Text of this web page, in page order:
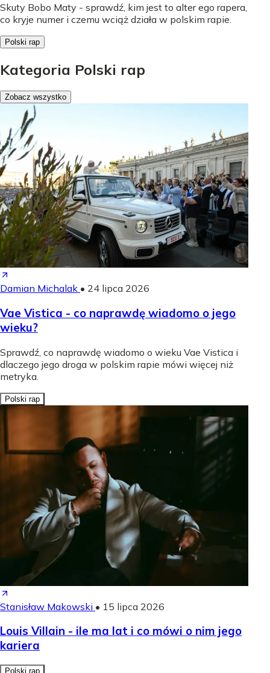
Skuty Bobo Maty - sprawdź, kim jest to alter ego rapera,
co kryje numer i czemu wciąż działa w polskim rapie.
Polski rap
Kategoria Polski rap
Zobacz wszystko
Damian Michalak • 24 lipca 2026
Vae Vistica - co naprawdę wiadomo o jego
wieku?
Sprawdź, co naprawdę wiadomo o wieku Vae Vistica i
dlaczego jego droga w polskim rapie mówi więcej niż
metryka.
Polski rap
Stanisław Makowski • 15 lipca 2026
Louis Villain - ile ma lat i co mówi o nim jego
kariera
Polski rap